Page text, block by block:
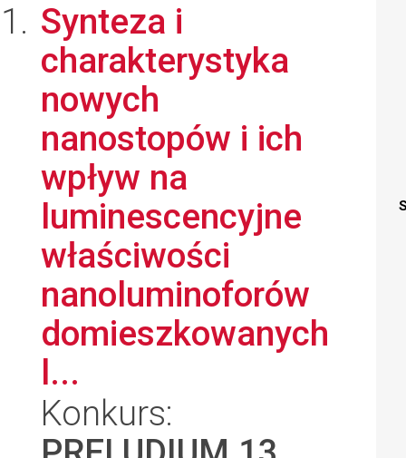
Synteza i
charakterystyka
nowych
nanostopów i ich
wpływ na
luminescencyjne
właściwości
nanoluminoforów
domieszkowanych
l...
Konkurs: